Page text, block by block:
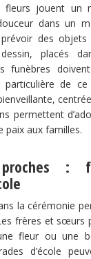
fleurs jouent un
dans un
des objets
placés
funèbres
particulière de
permettent
paix aux familles.
:
la cérémonie
frères et sœurs
fleur ou une
d’école